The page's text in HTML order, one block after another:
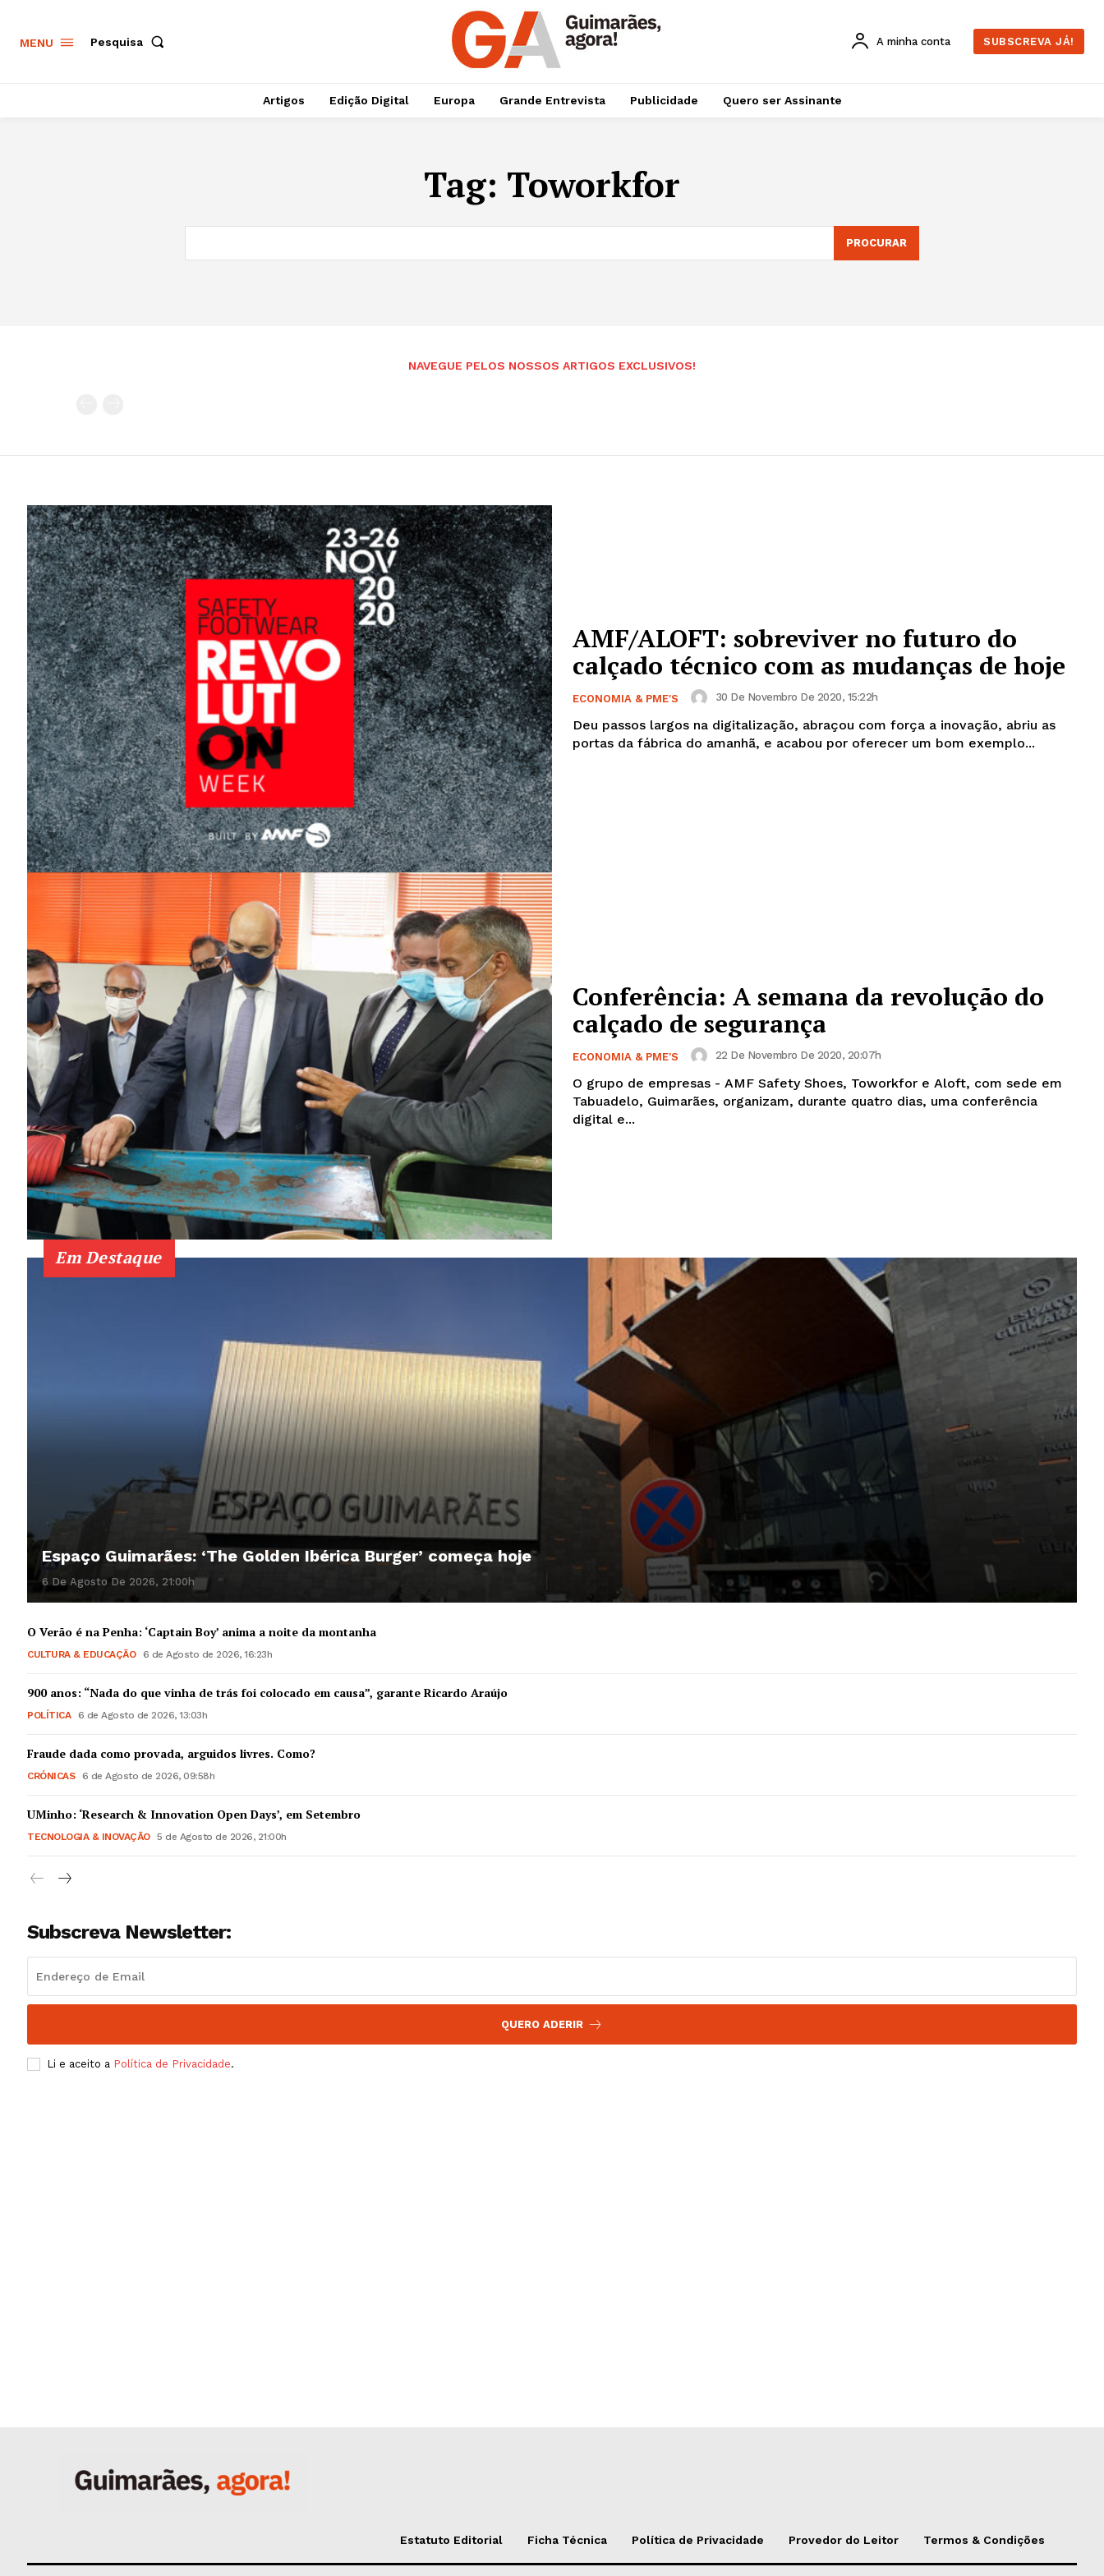
Guimarães, agora!
Institucional
Artigos
Edição Digital
Grande Entrevista
Publicidade
Quero ser Assinante
MENU Pesquisa A minha conta SUBSCREVA JÁ!
Artigos Edição Digital Europa Grande Entrevista Publicidade Quero ser Assinante
Tag: Toworkfor
PROCURAR
NAVEGUE PELOS NOSSOS ARTIGOS EXCLUSIVOS!
AMF/ALOFT: sobreviver no futuro do
calçado técnico com as mudanças de hoje
ECONOMIA & PME'S 30 De Novembro De 2020, 15:22h
Deu passos largos na digitalização, abraçou com força a inovação, abriu as
portas da fábrica do amanhã, e acabou por oferecer um bom exemplo...
Conferência: A semana da revolução do
calçado de segurança
ECONOMIA & PME'S 22 De Novembro De 2020, 20:07h
O grupo de empresas - AMF Safety Shoes, Toworkfor e Aloft, com sede em
Tabuadelo, Guimarães, organizam, durante quatro dias, uma conferência
digital e...
Em Destaque
Espaço Guimarães: ‘The Golden Ibérica Burger’ começa hoje
6 De Agosto De 2026, 21:00h
O Verão é na Penha: ‘Captain Boy’ anima a noite da montanha
CULTURA & EDUCAÇÃO 6 de Agosto de 2026, 16:23h
900 anos: “Nada do que vinha de trás foi colocado em causa”, garante Ricardo Araújo
POLÍTICA 6 de Agosto de 2026, 13:03h
Fraude dada como provada, arguidos livres. Como?
CRÓNICAS 6 de Agosto de 2026, 09:58h
UMinho: ‘Research & Innovation Open Days’, em Setembro
TECNOLOGIA & INOVAÇÃO 5 de Agosto de 2026, 21:00h
Subscreva Newsletter:
QUERO ADERIR
Li e aceito a Política de Privacidade.
Estatuto Editorial Ficha Técnica Política de Privacidade Provedor do Leitor Termos & Condições